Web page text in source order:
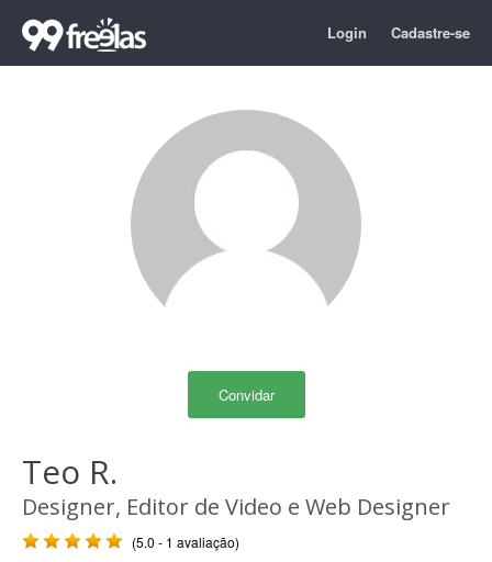
Login Cadastre-se
Convidar
Teo R.
Designer, Editor de Video e Web Designer
(5.0 - 1 avaliação)